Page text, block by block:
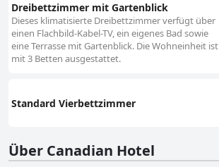
Dreibettzimmer mit Gartenblick
Dieses klimatisierte Dreibettzimmer verfügt über
einen Flachbild-Kabel-TV, ein eigenes Bad sowie
eine Terrasse mit Gartenblick. Die Wohneinheit ist
mit 3 Betten ausgestattet.
Standard Vierbettzimmer
Über Canadian Hotel